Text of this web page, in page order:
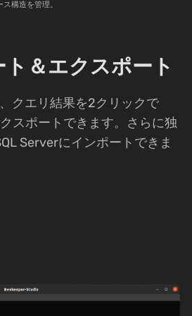
構造を管理。
＆エクスポート
クエリ結果を2クリックで
スポートできます。さらに独
Serverにインポートできま